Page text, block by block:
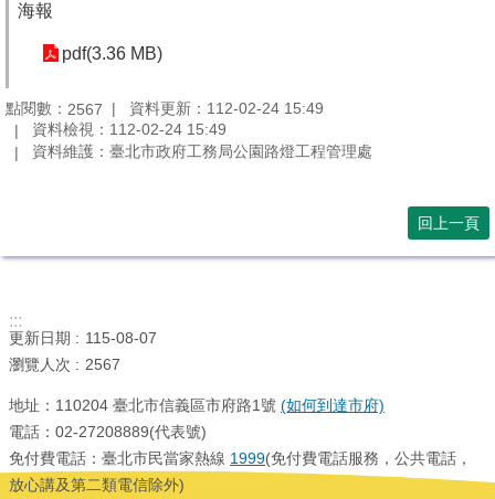
網
臺
北
通
政
網
站
資
料
海報
pdf(3.36 MB)
點閱數： 2567
資料更新：112-02-24 15:49
資料檢視：112-02-24 15:49
資料維護：臺北市政府工務局公園路燈工程管理處
回上一頁
:::
更新日期
115-08-07
瀏覽人次
2567
地址：110204 臺北市信義區市府路1號 (如何到達市府)
電話：02-27208889(代表號)
免付費電話：臺北市民當家熱線 1999(免付費電話服務，公共電話，
放心講及第二類電信除外)